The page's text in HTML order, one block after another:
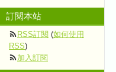
訂閱本站
RSS訂閱 (如何使用
RSS)
加入訂閱